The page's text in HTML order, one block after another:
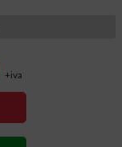
+iva